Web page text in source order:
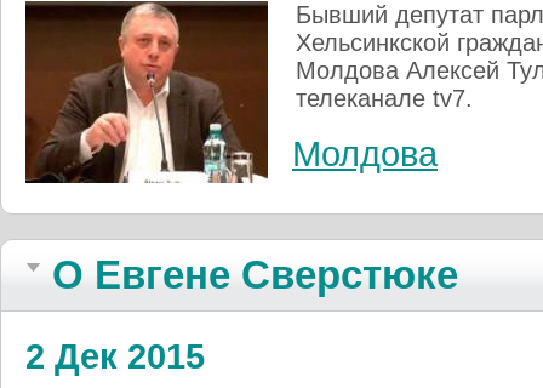
Бывший депутат
Хельсинкской
Молдова Алексей
телеканале tv7.
Молдова
О Евгене Сверстюке
2 Дек 2015